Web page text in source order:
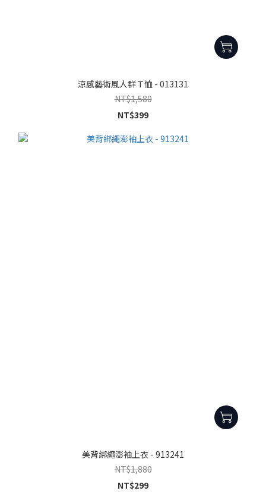
涼感藝術風人群Ｔ恤 - 013131
NT$1,580
NT$399
美背綁繩澎袖上衣 - 913241
NT$1,880
NT$299